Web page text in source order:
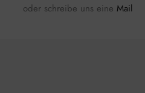
oder schreibe uns eine Mail